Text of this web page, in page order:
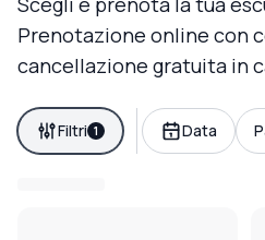
Prenotazione online con
cancellazione gratuita in
Filtri 1 Data